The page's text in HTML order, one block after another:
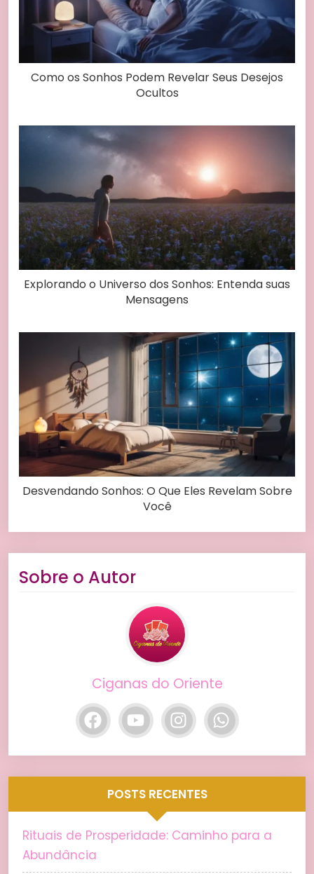
Como os Sonhos Podem Revelar Seus Desejos
Ocultos
Explorando o Universo dos Sonhos: Entenda suas
Mensagens
Desvendando Sonhos: O Que Eles Revelam Sobre
Você
Sobre o Autor
Ciganas do Oriente
POSTS RECENTES
Rituais de Prosperidade: Caminho para a
Abundância